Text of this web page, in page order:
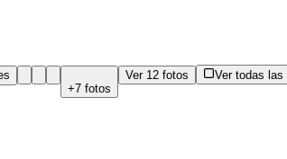
+7 fotos
Ver 12 fotos Ver todas las